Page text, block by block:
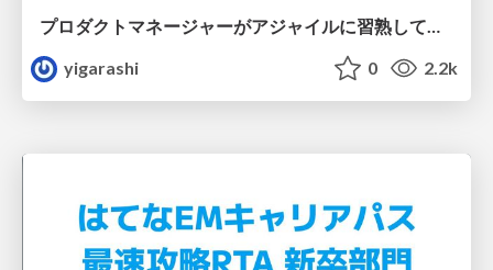
プロダクトマネージャーがアジャイルに習熟して生まれた強いチームの話
yigarashi
0 2.2k